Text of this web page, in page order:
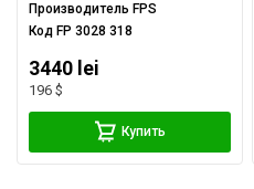
Производитель FPS
Код FP 3028 318
3440 lei
196 $
Купить